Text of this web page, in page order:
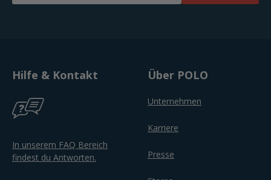
Hilfe & Kontakt
In unserem FAQ Bereich
findest du Antworten.
Über POLO
Unternehmen
Karriere
Presse